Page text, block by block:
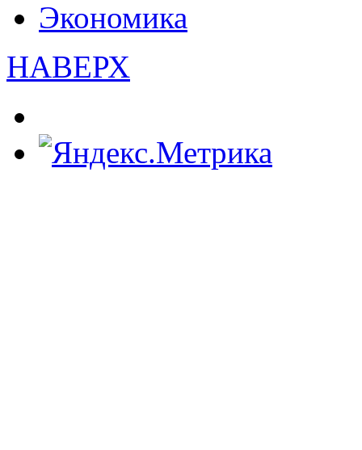
Экономика
НАВЕРХ